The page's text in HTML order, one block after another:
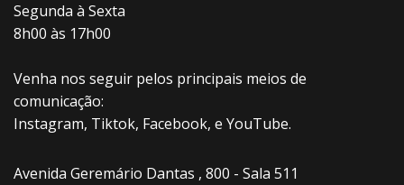
Segunda à Sexta
8h00 às 17h00
Venha nos seguir pelos principais meios de
comunicação:
Instagram, Tiktok, Facebook, e YouTube.
Avenida Geremário Dantas , 800 - Sala 511